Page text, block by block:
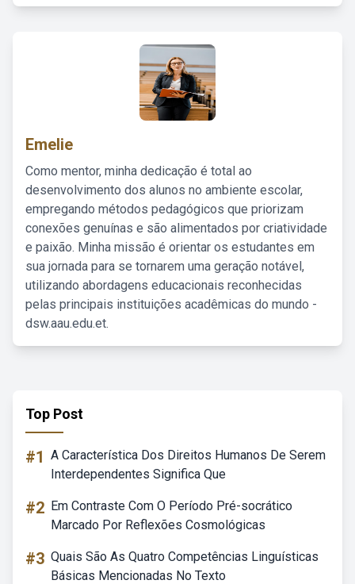
Emelie
Como mentor, minha dedicação é total ao
desenvolvimento dos alunos no ambiente escolar,
empregando métodos pedagógicos que priorizam
conexões genuínas e são alimentados por criatividade
e paixão. Minha missão é orientar os estudantes em
sua jornada para se tornarem uma geração notável,
utilizando abordagens educacionais reconhecidas
pelas principais instituições acadêmicas do mundo -
dsw.aau.edu.et.
Top Post
#1 A Característica Dos Direitos Humanos De Serem
Interdependentes Significa Que
#2 Em Contraste Com O Período Pré-socrático
Marcado Por Reflexões Cosmológicas
#3 Quais São As Quatro Competências Linguísticas
Básicas Mencionadas No Texto